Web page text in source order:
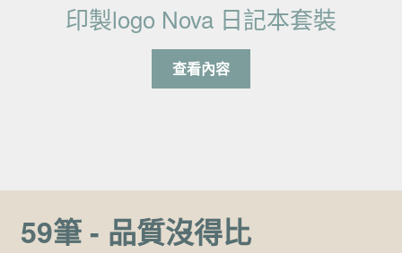
印製logo Nova 日記本套裝
查看內容
59筆 - 品質沒得比